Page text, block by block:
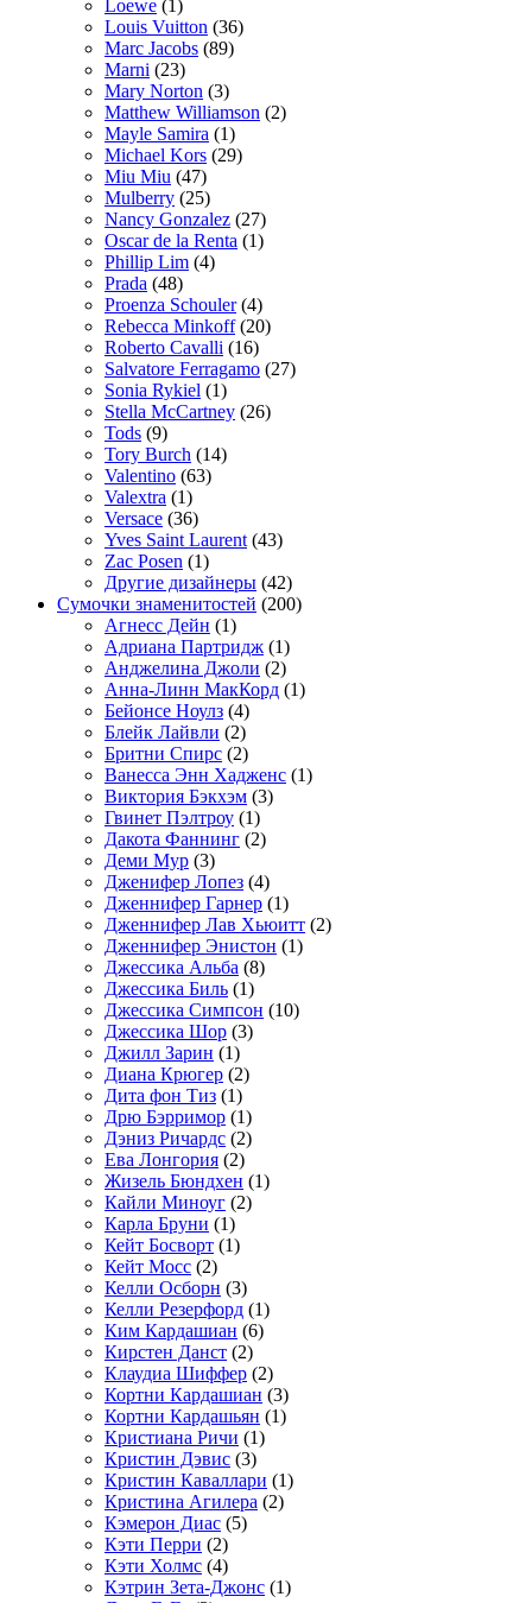
Loewe (1)
Louis Vuitton (36)
Marc Jacobs (89)
Marni (23)
Mary Norton (3)
Matthew Williamson (2)
Mayle Samira (1)
Michael Kors (29)
Miu Miu (47)
Mulberry (25)
Nancy Gonzalez (27)
Oscar de la Renta (1)
Phillip Lim (4)
Prada (48)
Proenza Schouler(4)
Rebecca Minkoff(20)
Roberto Cavalli (16)
Salvatore Ferragamo (27)
Sonia Rykiel (1)
Stella McCartney (26)
Tods (9)
Tory Burch (14)
Valentino (63)
Valextra (1)
Versace (36)
Yves Saint Laurent (43)
Zac Posen (1)
Другие дизайнеры (42)
Сумочки знаменитостей (200)
Агнесс Дейн (1)
Адриана Партридж (1)
Анджелина Джоли (2)
Анна-Линн МакКорд (1)
Бейонсе Ноулз (4)
Блейк Лайвли (2)
Бритни Спирс (2)
Ванесса Энн Хадженс (1)
Виктория Бэкхэм (3)
Гвинет Пэлтроу (1)
Дакота Фаннинг (2)
Деми Мур (3)
Дженифер Лопез (4)
Дженнифер Гарнер (1)
Дженнифер Лав Хьюитт (2)
Дженнифер Энистон (1)
Джессика Альба (8)
Джессика Биль (1)
Джессика Симпсон (10)
Джессика Шор (3)
Джилл Зарин (1)
Диана Крюгер (2)
Дита фон Тиз (1)
Дрю Бэрримор (1)
Дэниз Ричардс (2)
Ева Лонгория (2)
Жизель Бюндхен (1)
Кайли Миноуг (2)
Карла Бруни (1)
Кейт Босворт (1)
Кейт Мосс (2)
Келли Осборн (3)
Келли Резерфорд (1)
Ким Кардашиан (6)
Кирстен Данст (2)
Клаудиа Шиффер (2)
Кортни Кардашиан (3)
Кортни Кардашьян (1)
Кристиана Ричи (1)
Кристин Дэвис (3)
Кристин Каваллари (1)
Кристина Агилера (2)
Кэмерон Диас (5)
Кэти Перри (2)
Кэти Холмс (4)
Кэтрин Зета-Джонс (1)